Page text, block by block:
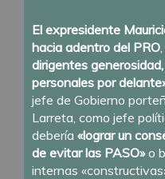
El expresidente
hacia adentro del PRO
dirigentes
personales por
jefe de Gobierno
Larreta, como jefe
debería «lograr un
de evitar las PASO»o
internas